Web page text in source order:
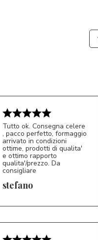
S*
Tutto ok. Consegna celere
, pacco perfetto, formaggio
arrivato in condizioni
ottime, prodotti di qualita'
e ottimo rapporto
qualita'/prezzo. Da
consigliare
stefano